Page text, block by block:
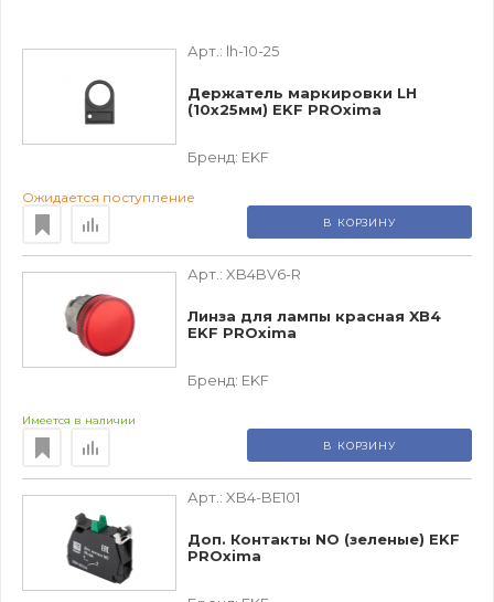
Арт.: lh-10-25
Держатель маркировки LH
(10x25мм) EKF PROxima
Бренд: EKF
Ожидается поступление
В КОРЗИНУ
Арт.: XB4BV6-R
Линза для лампы красная XB4
EKF PROxima
Бренд: EKF
Имеется в наличии
В КОРЗИНУ
Арт.: XB4-BE101
Доп. Контакты NO (зеленые) EKF
PROxima